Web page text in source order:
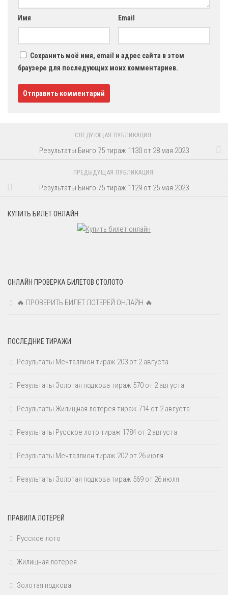
Имя Email
Сохранить моё имя, email и адрес сайта в этом
браузере для последующих моих комментариев.
СЛЕДУЮЩАЯ ПУБЛИКАЦИЯ
Результаты Бинго 75 тираж 1130 от 28 мая 2023
ПРЕДЫДУЩАЯ ПУБЛИКАЦИЯ
Результаты Бинго 75 тираж 1129 от 25 мая 2023
КУПИТЬ БИЛЕТ ОНЛАЙН
ОНЛАЙН ПРОВЕРКА БИЛЕТОВ СТОЛОТО
🔥 ПРОВЕРИТЬ БИЛЕТ ЛОТЕРЕЙ ОНЛАЙН 🔥
ПОСЛЕДНИЕ ТИРАЖИ
Результаты Мечталлион тираж 203 от 2 августа
Результаты Золотая подкова тираж 570 от 2 августа
Результаты Жилищная лотерея тираж 714 от 2 августа
Результаты Русское лото тираж 1784 от 2 августа
Результаты Мечталлион тираж 202 от 26 июля
Результаты Золотая подкова тираж 569 от 26 июля
ПРАВИЛА ЛОТЕРЕЙ
Русское лото
Жилищная лотерея
Золотая подкова